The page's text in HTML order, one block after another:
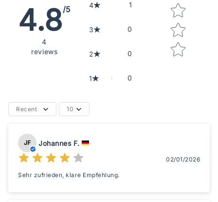
4.8/5
4
reviews
4 1
3 0
2 0
1 0
Recent 10
JF Johannes F.
02/01/2026
Sehr zufrieden, klare Empfehlung.